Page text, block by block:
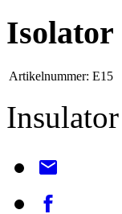
Isolator
Artikelnummer: E15
Insulator